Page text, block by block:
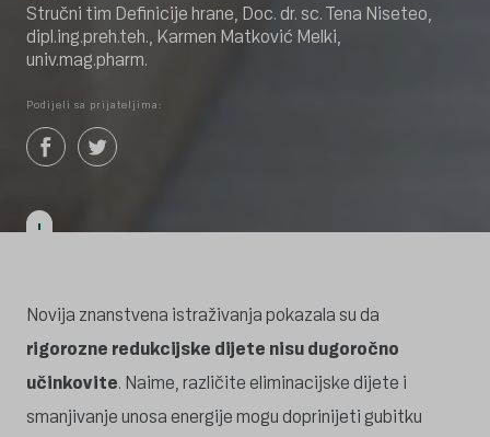
Stručni tim Definicije hrane, Doc. dr. sc. Tena Niseteo,
dipl.ing.preh.teh., Karmen Matković Melki,
univ.mag.pharm.
Podijeli sa prijateljima:
Novija znanstvena istraživanja pokazala su da
rigorozne redukcijske dijete nisu dugoročno
učinkovite. Naime, različite eliminacijske dijete i
smanjivanje unosa energije mogu doprinijeti gubitku